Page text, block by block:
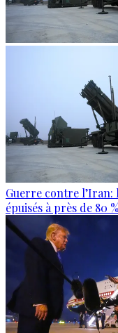
Guerre contre l’Iran:
épuisés à près de 80